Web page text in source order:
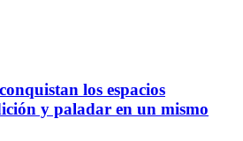
los espacios
y paladar en un mismo